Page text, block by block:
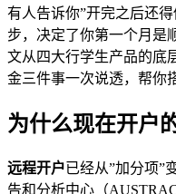
有人告诉你”开完之后还
步，决定了你第一个月是
文从四大行学生产品的底
金三件事一次说透，帮你
为什么现在开户
远程开户已经从”加分项”
告和分析中心（